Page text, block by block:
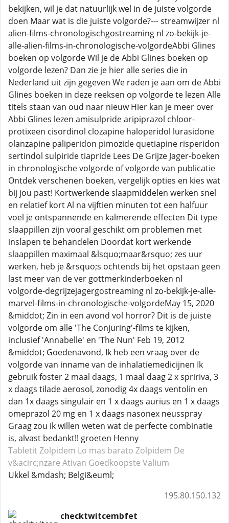
bekijken, wil je dat natuurlijk wel in de juiste volgorde
doen Maar wat is die juiste volgorde?--- streamwijzer nl
alien-films-chronologischgostreaming nl zo-bekijk-je-
alle-alien-films-in-chronologische-volgordeAbbi Glines
boeken op volgorde Wil je de Abbi Glines boeken op
volgorde lezen? Dan zie je hier alle series die in
Nederland uit zijn gegeven We raden je aan om de Abbi
Glines boeken in deze reeksen op volgorde te lezen Alle
titels staan van oud naar nieuw Hier kan je meer over
Abbi Glines lezen amisulpride aripiprazol chloor-
protixeen cisordinol clozapine haloperidol lurasidone
olanzapine paliperidon pimozide quetiapine risperidon
sertindol sulpiride tiapride Lees De Grijze Jager-boeken
in chronologische volgorde of volgorde van publicatie
Ontdek verschenen boeken, vergelijk opties en kies wat
bij jou past! Kortwerkende slaapmiddelen werken snel
en relatief kort Al na vijftien minuten tot een halfuur
voel je ontspannende en kalmerende effecten Dit type
slaappillen zijn vooral geschikt om problemen met
inslapen te behandelen Doordat kort werkende
slaappillen maximaal &lsquo;maar&rsquo; zes uur
werken, heb je &rsquo;s ochtends bij het opstaan geen
last meer van de ver gottmerkinderboeken nl
volgorde-degrijzejagergostreaming nl zo-bekijk-je-alle-
marvel-films-in-chronologische-volgordeMay 15, 2020
&middot; Zin in een avond vol horror? Dit is de juiste
volgorde om alle 'The Conjuring'-films te kijken,
inclusief 'Annabelle' en 'The Nun' Feb 19, 2012
&middot; Goedenavond, Ik heb een vraag over de
volgorde van inname van de inhalatiemedicijnen Ik
gebruik foster 2 maal daags, 1 maal daag 2 x spririva, 3
x daags tilade aerosol, zonodig 4x daags ventolin en
dan 1x daags singulair en 1 x daags aurius en 1 x daags
omeprazol 20 mg en 1 x daags nasonex neusspray
Graag zou ik willen weten wat de perfecte combinatie
is, alvast bedankt!! groeten Henny
Tabletit Zolpidem Lo mas barato Zolpidem De
v&acirc;nzare Ativan Goedkoopste Valium
Ukkel &mdash; Belgi&euml;
195.80.150.132
checktwitcembfet